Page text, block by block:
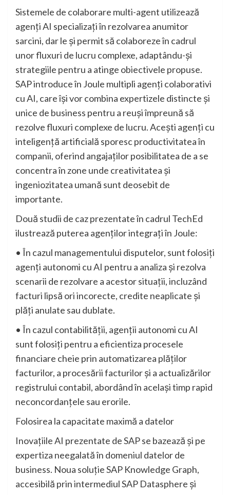
Sistemele de colaborare multi-agent utilizează
agenți AI specializați în rezolvarea anumitor
sarcini, dar le și permit să colaboreze în cadrul
unor fluxuri de lucru complexe, adaptându-și
strategiile pentru a atinge obiectivele propuse.
SAP introduce în Joule multipli agenți colaborativi
cu AI, care își vor combina expertizele distincte și
unice de business pentru a reuși împreună să
rezolve fluxuri complexe de lucru. Acești agenți cu
inteligență artificială sporesc productivitatea în
companii, oferind angajaților posibilitatea de a se
concentra în zone unde creativitatea și
ingeniozitatea umană sunt deosebit de
importante.
Două studii de caz prezentate în cadrul TechEd
ilustrează puterea agenților integrați în Joule:
• În cazul managementului disputelor, sunt folosiți
agenți autonomi cu AI pentru a analiza și rezolva
scenarii de rezolvare a acestor situații, incluzând
facturi lipsă ori incorecte, credite neaplicate și
plăți anulate sau dublate.
• În cazul contabilității, agenții autonomi cu AI
sunt folosiți pentru a eficientiza procesele
financiare cheie prin automatizarea plăților
facturilor, a procesării facturilor și a actualizărilor
registrului contabil, abordând în același timp rapid
neconcordanțele sau erorile.
Folosirea la capacitate maximă a datelor
Inovațiile AI prezentate de SAP se bazează și pe
expertiza neegalată în domeniul datelor de
business. Noua soluție SAP Knowledge Graph,
accesibilă prin intermediul SAP Datasphere și